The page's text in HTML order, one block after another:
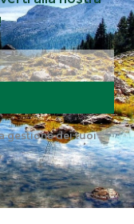
gestione dei tuoi
.